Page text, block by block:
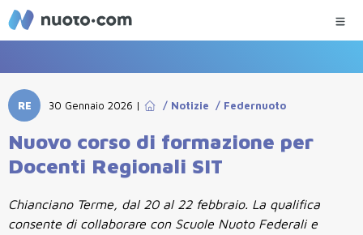
RE 30 Gennaio 2026 | / Notizie / Federnuoto
Nuovo corso di formazione per
Docenti Regionali SIT
Chianciano Terme, dal 20 al 22 febbraio. La qualifica
consente di collaborare con Scuole Nuoto Federali e